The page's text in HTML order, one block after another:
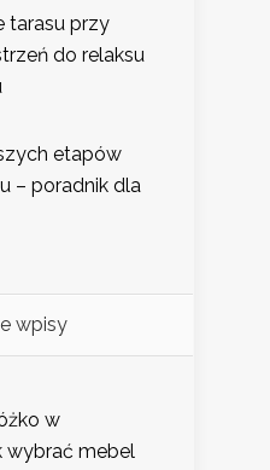
tarasu przy
do relaksu
etapów
– poradnik dla
wpisy
w
wybrać mebel